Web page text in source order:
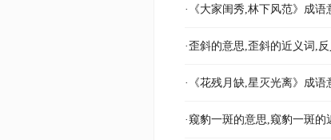
·《大家闺秀,林下风范》成语
·歪斜的意思,歪斜的近义词,
·《花残月缺,星灭光离》成语
·窥豹一斑的意思,窥豹一斑的